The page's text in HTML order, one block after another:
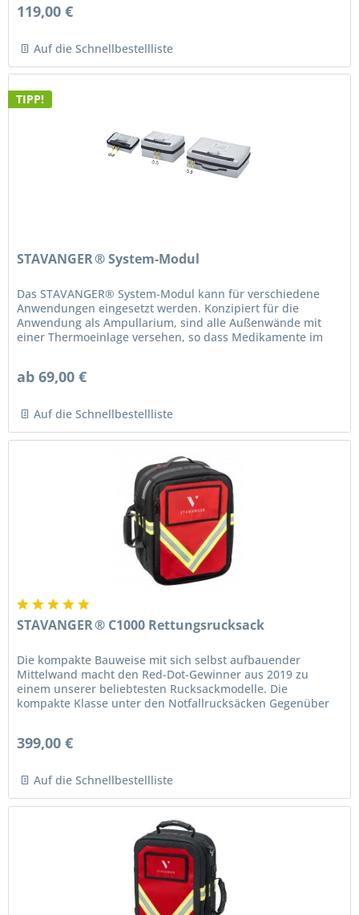
119,00 €
Auf die Schnellbestellliste
TIPP!
STAVANGER ® System-Modul
Das STAVANGER® System-Modul kann für verschiedene
Anwendungen eingesetzt werden. Konzipiert für die
Anwendung als Ampullarium, sind alle Außenwände mit
einer Thermoeinlage versehen, so dass Medikamente im
ab 69,00 €
Auf die Schnellbestellliste
STAVANGER ® C1000 Rettungsrucksack
Die kompakte Bauweise mit sich selbst aufbauender
Mittelwand macht den Red-Dot-Gewinner aus 2019 zu
einem unserer beliebtesten Rucksackmodelle. Die
kompakte Klasse unter den Notfallrucksäcken Gegenüber
399,00 €
Auf die Schnellbestellliste